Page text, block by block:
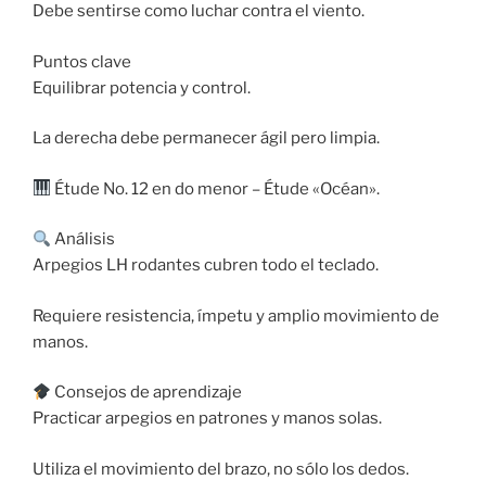
Debe sentirse como luchar contra el viento.
Puntos clave
Equilibrar potencia y control.
La derecha debe permanecer ágil pero limpia.
Étude No. 12 en do menor – Étude «Océan».
Análisis
Arpegios LH rodantes cubren todo el teclado.
Requiere resistencia, ímpetu y amplio movimiento de
manos.
Consejos de aprendizaje
Practicar arpegios en patrones y manos solas.
Utiliza el movimiento del brazo, no sólo los dedos.